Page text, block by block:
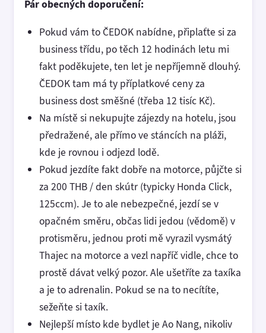
Pár obecných doporučení:
Pokud vám to ČEDOK nabídne, připlaťte si za
business třídu, po těch 12 hodinách letu mi
fakt poděkujete, ten let je nepříjemně dlouhý.
ČEDOK tam má ty příplatkové ceny za
business dost směšné (třeba 12 tisíc Kč).
Na místě si nekupujte zájezdy na hotelu, jsou
předražené, ale přímo ve stáncích na pláži,
kde je rovnou i odjezd lodě.
Pokud jezdíte fakt dobře na motorce, půjčte si
za 200 THB / den skútr (typicky Honda Click,
125ccm). Je to ale nebezpečné, jezdí se v
opačném směru, občas lidi jedou (vědomě) v
protisměru, jednou proti mě vyrazil vysmátý
Thajec na motorce a vezl napříč vidle, chce to
prostě dávat velký pozor. Ale ušetříte za taxíka
a je to adrenalin. Pokud se na to necítíte,
sežeňte si taxík.
Nejlepší místo kde bydlet je Ao Nang, nikoliv